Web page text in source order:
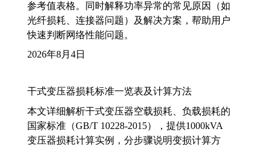
参考值表格。同时解释功率异常的常见原因（如
光纤损耗、连接器问题）及解决方案，帮助用户
快速判断网络性能问题。
2026年8月4日
干式变压器损耗标准一览表及计算方法
本文详细解析干式变压器空载损耗、负载损耗的
国家标准（GB/T 10228-2015），提供1000kVA
变压器损耗计算实例，分步骤说明变损计算方